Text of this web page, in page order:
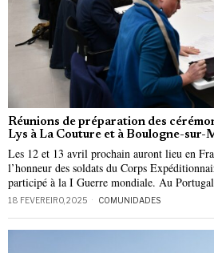
Réunions de préparation des
Lys à La Couture et à Boulogne-sur-
Les 12 et 13 avril prochain auront lieu en
l’honneur des soldats du Corps
participé à la I Guerre mondiale. Au
18 FEVEREIRO, 2025 COMUNIDADES